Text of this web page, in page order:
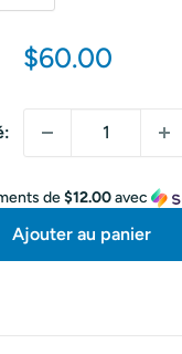
Prix
$60.00
de$12.00avec
Ajouter au panier